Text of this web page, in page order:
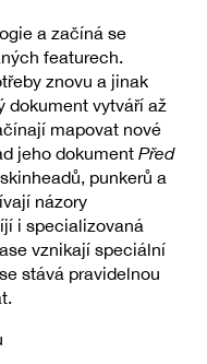
a začíná se
featurech.
znovu a jinak
dokument vytváří až
mapovat nové
jeho dokument Před
punkerů a
názory
i specializovaná
vznikají speciální
stává pravidelnou